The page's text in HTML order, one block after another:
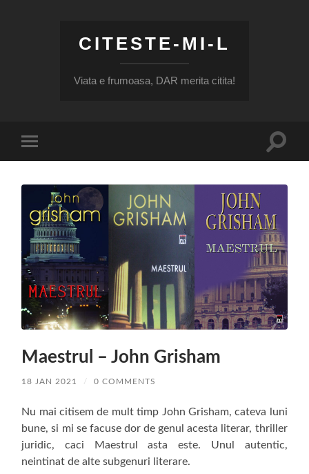
CITESTE-MI-L
Viata e frumoasa, DAR merita citita!
mobile
Toggle
Maestrul – John Grisham
18 JAN 2021 / 0 COMMENTS
Nu mai citisem de mult timp John Grisham, cateva luni
bune, si mi se facuse dor de genul acesta literar, thriller
juridic, caci Maestrul asta este. Unul autentic,
neintinat de alte subgenuri literare.